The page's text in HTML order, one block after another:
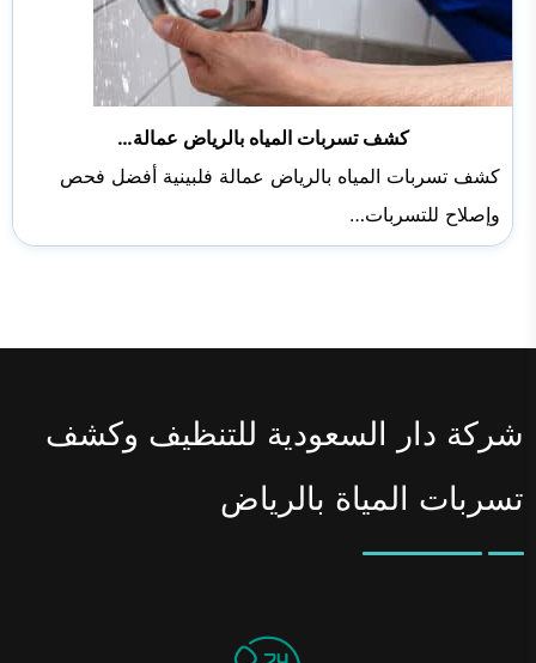
كشف تسربات المياه بالرياض عمالة…
كشف تسربات المياه بالرياض عمالة فلبينية أفضل فحص
وإصلاح للتسربات…
شركة دار السعودية للتنظيف وكشف
تسربات المياة بالرياض